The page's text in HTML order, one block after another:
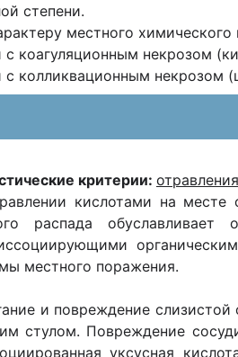
степени.
местного
с коагуляционным некрозом
с колликвационным некрозом
критерии:
кислотами на месте
распада
местного поражения.
и повреждение слизистой
стулом. Повреждение
уксусная